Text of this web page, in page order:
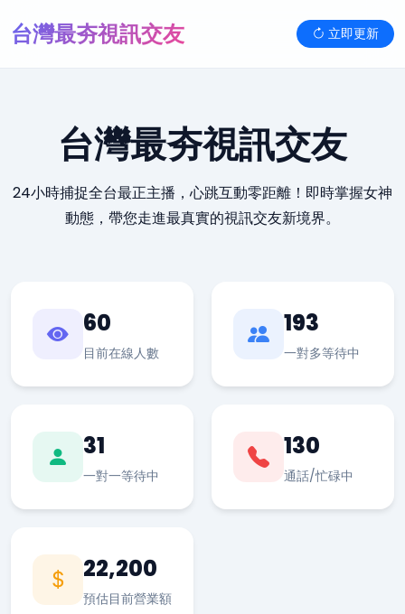
台灣最夯視訊交友 立即更新
台灣最夯視訊交友
24小時捕捉全台最正主播，心跳互動零距離！即時掌握女神
動態，帶您走進最真實的視訊交友新境界。
60
目前在線人數
193
一對多等待中
31
一對一等待中
130
通話/忙碌中
22,200
預估目前營業額